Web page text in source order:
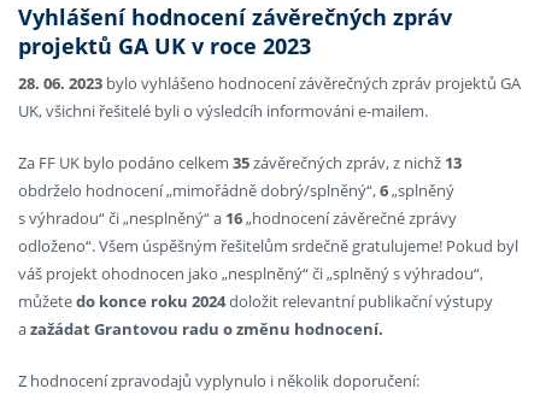
Vyhlášení hodnocení závěrečných zpráv
projektů GA UK v roce 2023
28. 06. 2023 bylo vyhlášeno hodnocení závěrečných zpráv projektů GA
UK, všichni řešitelé byli o výsledcíh informováni e-mailem.
Za FF UK bylo podáno celkem 35závěrečných zpráv, z nichž 13
obdrželo hodnocení „mimořádně dobrý/splněný“,6„splněný
s výhradou“ či „nesplněný“ a 16„hodnocení závěrečné zprávy
odloženo“. Všem úspěšným řešitelům srdečně gratulujeme! Pokud byl
váš projekt ohodnocen jako „nesplněný“ či „splněný s výhradou“,
můžetedo konce roku 2024doložit relevantní publikační výstupy
azažádat Grantovou radu o změnu hodnocení.
Z hodnocení zpravodajů vyplynulo i několik doporučení: